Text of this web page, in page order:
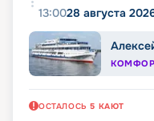
13:0028 августа
ОСТАЛОСЬ 5 КАЮТ